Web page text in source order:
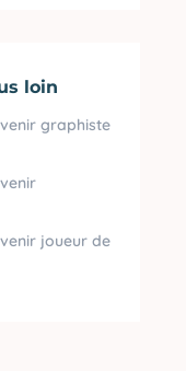
loin
graphiste
joueur de